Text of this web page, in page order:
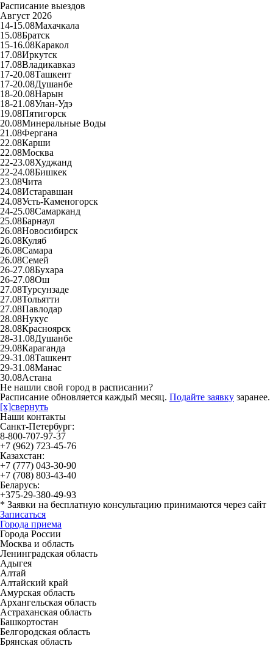
Расписание выездов
Август 2026
14-15.08Махачкала
15.08Братск
15-16.08Каракол
17.08Иркутск
17.08Владикавказ
17-20.08Ташкент
17-20.08Душанбе
18-20.08Нарын
18-21.08Улан-Удэ
19.08Пятигорск
20.08Минеральные Воды
21.08Фергана
22.08Карши
22.08Москва
22-23.08Худжанд
22-24.08Бишкек
23.08Чита
24.08Истаравшан
24.08Усть-Каменогорск
24-25.08Самарканд
25.08Барнаул
26.08Новосибирск
26.08Куляб
26.08Самара
26.08Семей
26-27.08Бухара
26-27.08Ош
27.08Турсунзаде
27.08Тольятти
27.08Павлодар
28.08Нукус
28.08Красноярск
28-31.08Душанбе
29.08Караганда
29-31.08Ташкент
29-31.08Манас
30.08Астана
Не нашли свой город в расписании?
Расписание обновляется каждый месяц. Подайте заявку заранее.
[x]свернуть
Наши контакты
Санкт-Петербург:
8-800-707-97-37
+7 (962) 723-45-76
Казахстан:
+7 (777) 043-30-90
+7 (708) 803-43-40
Беларусь:
+375-29-380-49-93
* Заявки на бесплатную консультацию принимаются через сайт
Записаться
Города приема
Города России
Москва и область
Ленинградская область
Адыгея
Алтай
Алтайский край
Амурская область
Архангельская область
Астраханская область
Башкортостан
Белгородская область
Брянская область